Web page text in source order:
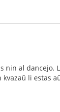
nin al
li estas